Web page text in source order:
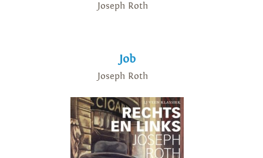
Joseph Roth
Job
Joseph Roth